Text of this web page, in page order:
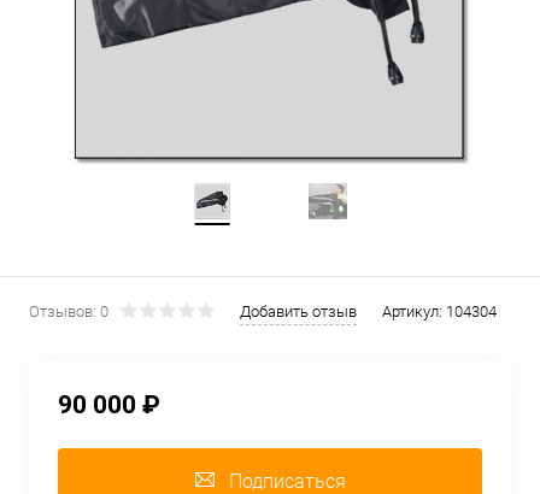
Отзывов: 0 Добавить отзыв Артикул: 104304
90 000 ₽
Подписаться